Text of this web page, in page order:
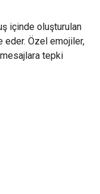
içinde oluşturulan
eder. Özel emojiler,
tepki